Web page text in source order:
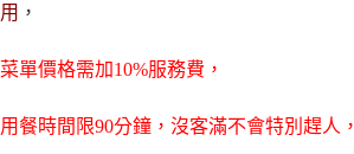
用 ，
菜單價格需加10%服務費，
用餐時間限90分鐘，沒客滿不會特別趕人，